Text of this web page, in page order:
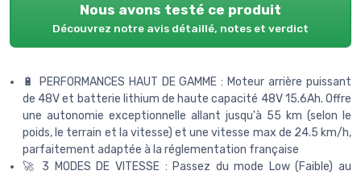
Nous avons testé ce produit
Découvrez notre avis détaillé, notes et verdict
🔋 PERFORMANCES HAUT DE GAMME : Moteur arrière puissant
de 48V et batterie lithium de haute capacité 48V 15.6Ah. Offre
une autonomie exceptionnelle allant jusqu'à 55 km (selon le
poids, le terrain et la vitesse) et une vitesse max de 24.5 km/h,
parfaitement adaptée à la réglementation française
🚀 3 MODES DE VITESSE : Passez du mode Low (Faible) au